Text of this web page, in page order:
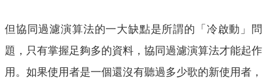
但協同過濾演算法的一大缺點是所謂的「冷啟動」問
題，只有掌握足夠多的資料，協同過濾演算法才能起作
用。如果使用者是一個還沒有聽過多少歌的新使用者，